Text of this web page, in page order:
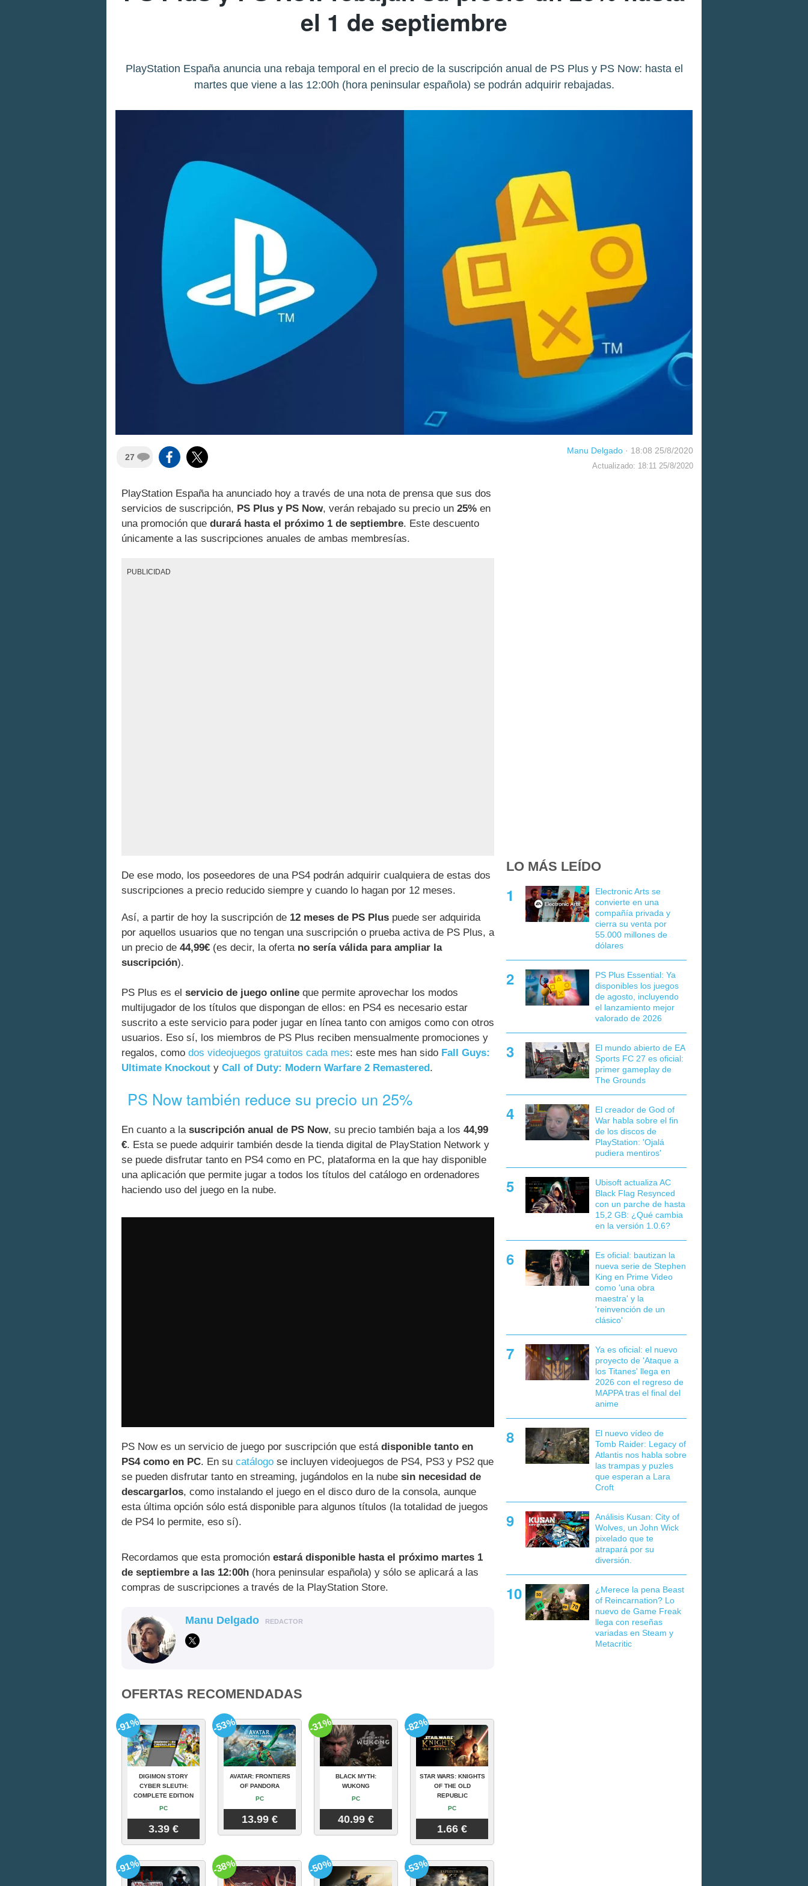
el 1 de septiembre
PlayStation España anuncia una rebaja temporal en el precio de la suscripción anual de PS Plus y PS Now: hasta el
martes que viene a las 12:00h (hora peninsular española) se podrán adquirir rebajadas.
27
Manu Delgado · 18:08 25/8/2020
Actualizado: 18:11 25/8/2020
PlayStation España ha anunciado hoy a través de una nota de prensa que sus dos
servicios de suscripción, PS Plus y PS Now, verán rebajado su precio un 25% en
una promoción que durará hasta el próximo 1 de septiembre. Este descuento
únicamente a las suscripciones anuales de ambas membresías.
PUBLICIDAD
De ese modo, los poseedores de una PS4 podrán adquirir cualquiera de estas dos
suscripciones a precio reducido siempre y cuando lo hagan por 12 meses.
Así, a partir de hoy la suscripción de 12 meses de PS Plus puede ser adquirida
por aquellos usuarios que no tengan una suscripción o prueba activa de PS Plus, a
un precio de 44,99€ (es decir, la oferta no sería válida para ampliar la
suscripción).
PS Plus es el servicio de juego online que permite aprovechar los modos
multijugador de los títulos que dispongan de ellos: en PS4 es necesario estar
suscrito a este servicio para poder jugar en línea tanto con amigos como con otros
usuarios. Eso sí, los miembros de PS Plus reciben mensualmente promociones y
regalos, como dos videojuegos gratuitos cada mes: este mes han sido Fall Guys:
Ultimate Knockout y Call of Duty: Modern Warfare 2 Remastered .
PS Now también reduce su precio un 25%
En cuanto a la suscripción anual de PS Now, su precio también baja a los 44,99
€. Esta se puede adquirir también desde la tienda digital de PlayStation Network y
se puede disfrutar tanto en PS4 como en PC, plataforma en la que hay disponible
una aplicación que permite jugar a todos los títulos del catálogo en ordenadores
haciendo uso del juego en la nube.
PS Now es un servicio de juego por suscripción que está disponible tanto en
PS4 como en PC. En su catálogo se incluyen videojuegos de PS4, PS3 y PS2 que
se pueden disfrutar tanto en streaming, jugándolos en la nube sin necesidad de
descargarlos, como instalando el juego en el disco duro de la consola, aunque
esta última opción sólo está disponible para algunos títulos (la totalidad de juegos
de PS4 lo permite, eso sí).
Recordamos que esta promoción estará disponible hasta el próximo martes 1
de septiembre a las 12:00h (hora peninsular española) y sólo se aplicará a las
compras de suscripciones a través de la PlayStation Store.
Manu Delgado REDACTOR
OFERTAS RECOMENDADAS
DIGIMON STORY
CYBER SLEUTH:
COMPLETE EDITION
PC
3.39 €
-91%
AVATAR: FRONTIERS
OF PANDORA
PC
13.99 €
-53%
BLACK MYTH:
WUKONG
PC
40.99 €
-31%
STAR WARS: KNIGHTS
OF THE OLD
REPUBLIC
PC
1.66 €
-82%
-91% -38% -50% -53%
LO MÁS LEÍDO
Electronic Arts se
convierte en una
compañía privada y
cierra su venta por
55.000 millones de
dólares
PS Plus Essential: Ya
disponibles los juegos
de agosto, incluyendo
el lanzamiento mejor
valorado de 2026
El mundo abierto de EA
Sports FC 27 es oficial:
primer gameplay de
The Grounds
El creador de God of
War habla sobre el fin
de los discos de
PlayStation: 'Ojalá
pudiera mentiros'
Ubisoft actualiza AC
Black Flag Resynced
con un parche de hasta
15,2 GB: ¿Qué cambia
en la versión 1.0.6?
Es oficial: bautizan la
nueva serie de Stephen
King en Prime Video
como 'una obra
maestra' y la
'reinvención de un
clásico'
Ya es oficial: el nuevo
proyecto de 'Ataque a
los Titanes' llega en
2026 con el regreso de
MAPPA tras el final del
anime
El nuevo vídeo de
Tomb Raider: Legacy of
Atlantis nos habla sobre
las trampas y puzles
que esperan a Lara
Croft
Análisis Kusan: City of
Wolves, un John Wick
pixelado que te
atrapará por su
diversión.
¿Merece la pena Beast
of Reincarnation? Lo
nuevo de Game Freak
llega con reseñas
variadas en Steam y
Metacritic